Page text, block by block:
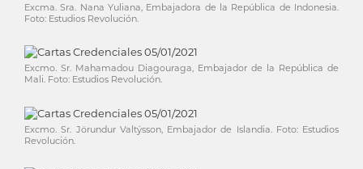
Excma. Sra. Nana Yuliana, Embajadora de la República de Indonesia.
Foto: Estudios Revolución.
Excmo. Sr. Mahamadou Diagouraga, Embajador de la República de
Mali. Foto: Estudios Revolución.
Excmo. Sr. Jörundur Valtýsson, Embajador de Islandia. Foto: Estudios
Revolución.